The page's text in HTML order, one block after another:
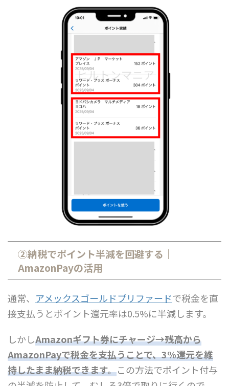
②納税でポイント半減を回避する｜
AmazonPayの活用
通常、 アメックスゴールドプリファードで税金を直
接支払うとポイント還元率は0.5%に半減します。
しかしAmazonギフト券にチャージ→残高から
AmazonPayで税金を支払うことで、3%還元を維
持したまま納税できます。この方法でポイント付与